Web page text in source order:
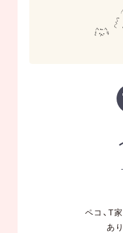
ペコ、T
あ